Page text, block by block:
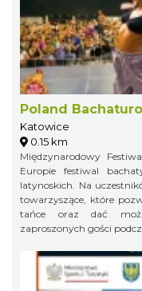
Poland
Katowice
0.15 km
Międzynarodowy
Europie festiwal
latynoskich. Na
towarzyszące, które
tańce oraz dać
zaproszonych gości